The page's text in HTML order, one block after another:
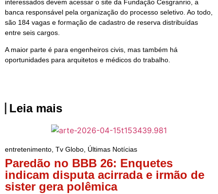
interessados devem acessar o site da Fundação Cesgranrio, a
banca responsável pela organização do processo seletivo. Ao todo,
são 184 vagas e formação de cadastro de reserva distribuídas
entre seis cargos.
A maior parte é para engenheiros civis, mas também há
oportunidades para arquitetos e médicos do trabalho.
Leia mais
entretenimento, Tv Globo, Últimas Notícias
Paredão no BBB 26: Enquetes
indicam disputa acirrada e irmão de
sister gera polêmica